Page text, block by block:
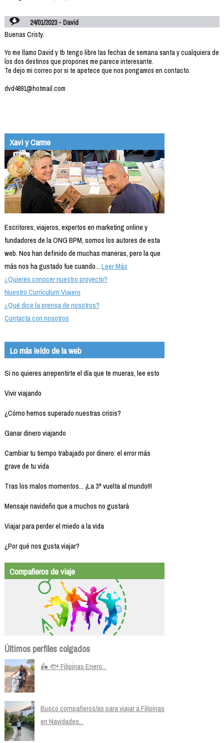
24/01/2023 - David
Buenas Cristy.
Yo me llamo David y tb tengo libre las fechas de semana santa y cualquiera de
los dos destinos que propones me parece interesante.
Te dejo mi correo por si te apetece que nos pongamos en contacto.
dvd4891@hotmail.com
Xavi y Carme
Escritores, viajeros, expertos en marketing online y
fundadores de la ONG BPM, somos los autores de esta
web. Nos han definido de muchas maneras, pero la que
más nos ha gustado fue cuando...Leer Más
¿Quieres conocer nuestro proyecto?
Nuestro Currículum Viajero
¿Qué dice la prensa de nosotros?
Contacta con nosotros
Lo más leído de la web
Si no quieres arrepentirte el día que te mueras, lee esto
Vivir viajando
¿Cómo hemos superado nuestras crisis?
Ganar dinero viajando
Cambiar tu tiempo trabajado por dinero: el error más
grave de tu vida
Tras los malos momentos... ¡La 3ª vuelta al mundo!!!
Mensaje navideño que a muchos no gustará
Viajar para perder el miedo a la vida
¿Por qué nos gusta viajar?
Compañeros de viaje
Últimos perfiles colgados
🛵 🐟 Filipinas Enero...
Busco compañeros/as para viajar a Filipinas
en Navidades...